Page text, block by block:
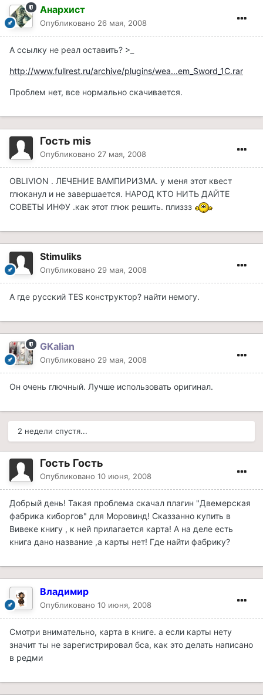
Анархист
Опубликовано 26 мая, 2008
А ссылку не реал оставить? >_
http://www.fullrest.ru/archive/plugins/wea...em_Sword_1C.rar
Проблем нет, все нормально скачивается.
Гость mis
Опубликовано 27 мая, 2008
OBLIVION . ЛЕЧЕНИЕ ВАМПИРИЗМА. у меня этот квест
глюканул и не завершается. НАРОД КТО НИТЬ ДАЙТЕ
СОВЕТЫ ИНФУ .как этот глюк решить. плиззз
Stimuliks
Опубликовано 29 мая, 2008
А где русский TES конструктор? найти немогу.
GKalian
Опубликовано 29 мая, 2008
Он очень глючный. Лучше использовать оригинал.
2 недели спустя...
Гость Гость
Опубликовано 10 июня, 2008
Добрый день! Такая проблема скачал плагин "Двемерская
фабрика киборгов" для Моровинд! Сказзанно купить в
Вивеке книгу , к ней прилагается карта! А на деле есть
книга дано название ,а карты нет! Где найти фабрику?
Владимир
Опубликовано 10 июня, 2008
Смотри внимательно, карта в книге. а если карты нету
значит ты не зарегистрировал бса, как это делать написано
в редми